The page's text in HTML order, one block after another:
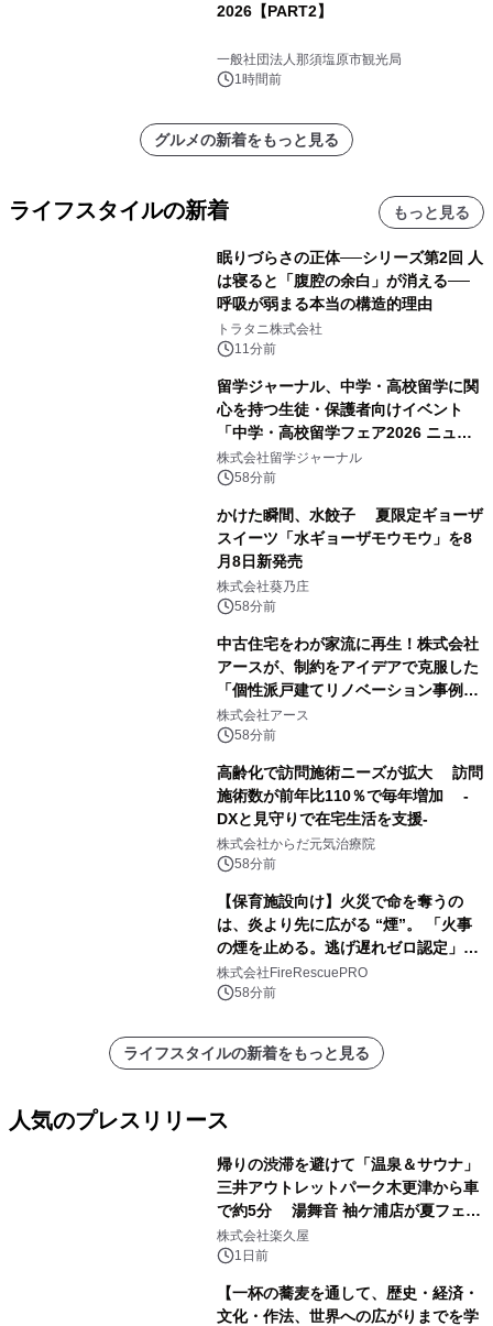
2026【PART2】
一般社団法人那須塩原市観光局
1時間前
グルメの新着をもっと見る
ライフスタイルの新着 もっと見る
眠りづらさの正体──シリーズ第2回 人
は寝ると「腹腔の余白」が消える──
呼吸が弱まる本当の構造的理由
トラタニ株式会社
11分前
留学ジャーナル、中学・高校留学に関
心を持つ生徒・保護者向けイベント
「中学・高校留学フェア2026 ニュー
ジーランド＆オーストラリア」を
9/12(土)に開催
株式会社留学ジャーナル
58分前
かけた瞬間、水餃子 夏限定ギョーザ
スイーツ「水ギョーザモウモウ」を8
月8日新発売
株式会社葵乃庄
58分前
中古住宅をわが家流に再生！株式会社
アースが、制約をアイデアで克服した
「個性派戸建てリノベーション事例5
選」を公開
株式会社アース
58分前
高齢化で訪問施術ニーズが拡大 訪問
施術数が前年比110％で毎年増加 -
DXと見守りで在宅生活を支援-
株式会社からだ元気治療院
58分前
【保育施設向け】火災で命を奪うの
は、炎より先に広がる “煙”。 「火事
の煙を止める。逃げ遅れゼロ認定」提
供開始
株式会社FireRescuePRO
58分前
ライフスタイルの新着をもっと見る
人気のプレスリリース
帰りの渋滞を避けて「温泉＆サウナ」
三井アウトレットパーク木更津から車
で約5分 湯舞音 袖ケ浦店が夏フェア
メニューを提供
株式会社楽久屋
1日前
【一杯の蕎麦を通して、歴史・経済・
文化・作法、世界への広がりまでを学